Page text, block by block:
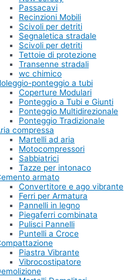
Passacavi
Recinzioni Mobili
Scivoli per detriti
Segnaletica stradale
Scivoli per detriti
Tettoie di protezione
Transenne stradali
wc chimico
ponteggio a tubi
Coperture Modulari
Ponteggio a Tubi e Giunti
Ponteggio Multidirezionale
Ponteggio Tradizionale
compressa
Martelli ad aria
Motocompressori
Sabbiatrici
Tazze per intonaco
armato
Convertitore e ago vibrante
Ferri per Armatura
Pannelli in legno
Piegaferri combinata
Pulisci Pannelli
Puntelli a Croce
Piastra Vibrante
Vibrocostipatore